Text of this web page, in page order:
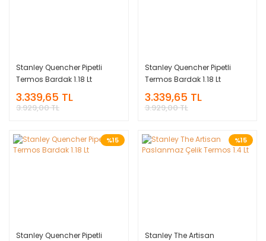
Stanley Quencher Pipetli
Termos Bardak 1.18 Lt
3.339,65 TL
3.929,00 TL
Stanley Quencher Pipetli
Termos Bardak 1.18 Lt
3.339,65 TL
3.929,00 TL
%15
Stanley Quencher Pipetli
%15
Stanley The Artisan